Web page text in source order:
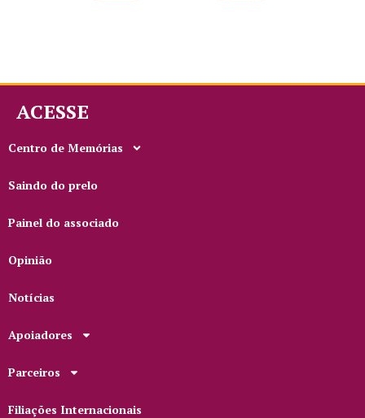
ACESSE
Centro de Memórias
Saindo do prelo
Painel do associado
Opinião
Notícias
Apoiadores
Parceiros
Filiações Internacionais